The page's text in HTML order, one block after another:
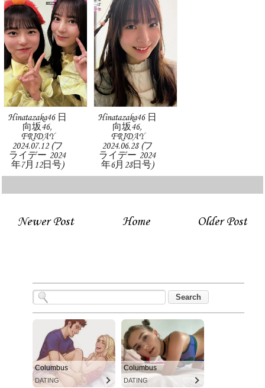
Hinatazaka46 日
向坂46,
FRIDAY
2024.07.12 (フ
ライデー 2024
年7月12日号)
Hinatazaka46 日
向坂46,
FRIDAY
2024.06.28 (フ
ライデー 2024
年6月28日号)
Newer Post Older Post
Home
Columbus
DATING
Columbus
DATING